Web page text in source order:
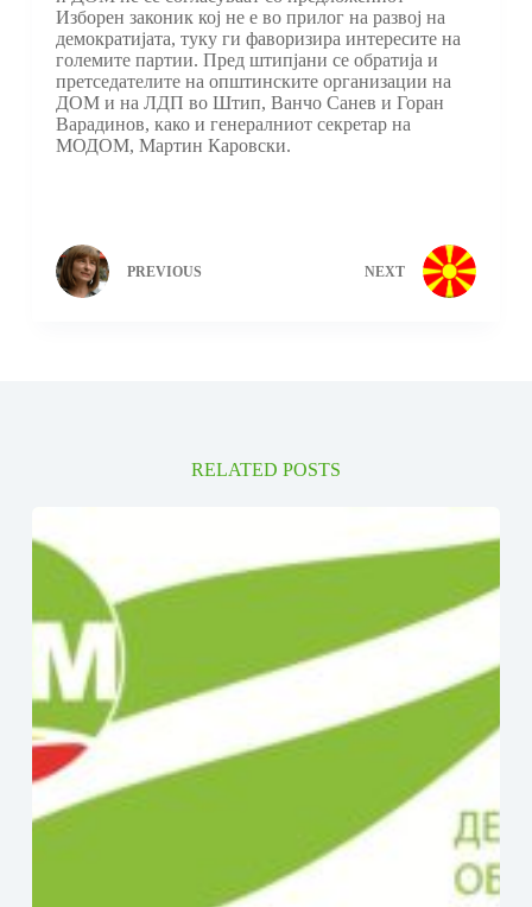
Изборен законик кој не е во прилог на развој на
демократијата, туку ги фаворизира интересите на
големите партии. Пред штипјани се обратија и
претседателите на општинските организации на
ДОМ и на ЛДП во Штип, Ванчо Санев и Горан
Варадинов, како и генералниот секретар на
МОДОМ, Мартин Каровски.
PREVIOUS NEXT
RELATED POSTS